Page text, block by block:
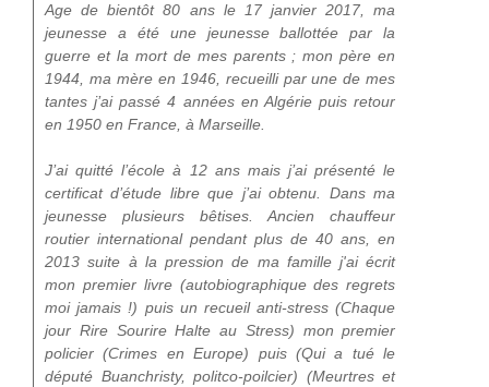
Age de bientôt 80 ans le 17 janvier 2017, ma
jeunesse a été une jeunesse ballottée par la
guerre et la mort de mes parents ; mon père en
1944, ma mère en 1946, recueilli par une de mes
tantes j’ai passé 4 années en Algérie puis retour
en 1950 en France, à Marseille.
J’ai quitté l’école à 12 ans mais j’ai présenté le
certificat d’étude libre que j’ai obtenu. Dans ma
jeunesse plusieurs bêtises. Ancien chauffeur
routier international pendant plus de 40 ans, en
2013 suite à la pression de ma famille j'ai écrit
mon premier livre (autobiographique des regrets
moi jamais !) puis un recueil anti-stress (Chaque
jour Rire Sourire Halte au Stress) mon premier
policier (Crimes en Europe) puis (Qui a tué le
député Buanchristy, politco-poilcier) (Meurtres et